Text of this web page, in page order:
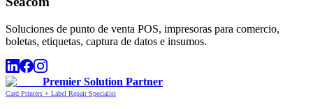
Soluciones de punto de venta POS, impresoras para comercio,
boletas, etiquetas, captura de datos e insumos.
Premier Solution Partner
Card Printers + Label Repair Specialist